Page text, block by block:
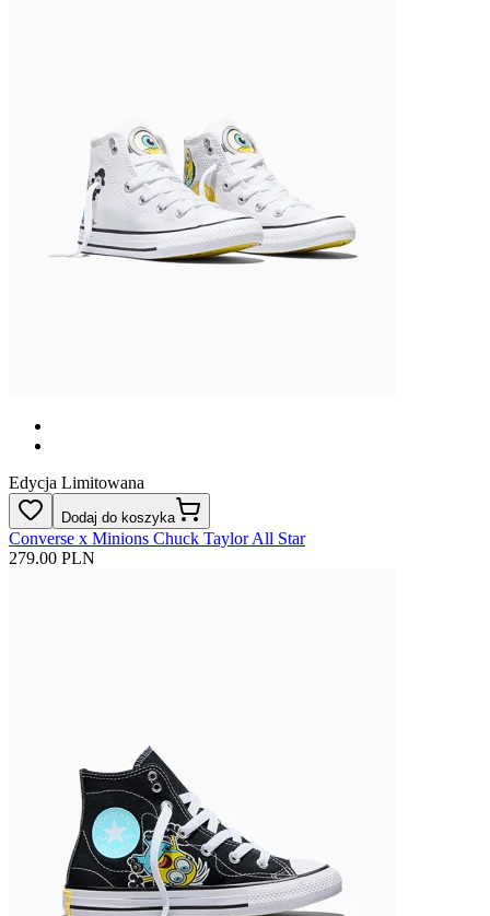
Edycja Limitowana
Dodaj do koszyka
Converse x Minions Chuck Taylor All Star
279.00 PLN